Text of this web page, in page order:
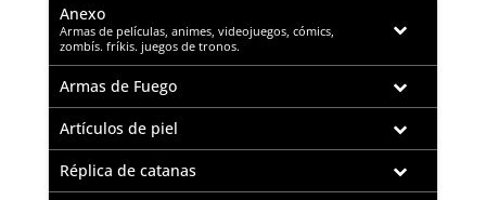
Anexo
–
Armas de películas, animes, videojuegos, cómics,
zombís. fríkis. juegos de tronos.
Armas de Fuego
Artículos de piel
Réplica de catanas